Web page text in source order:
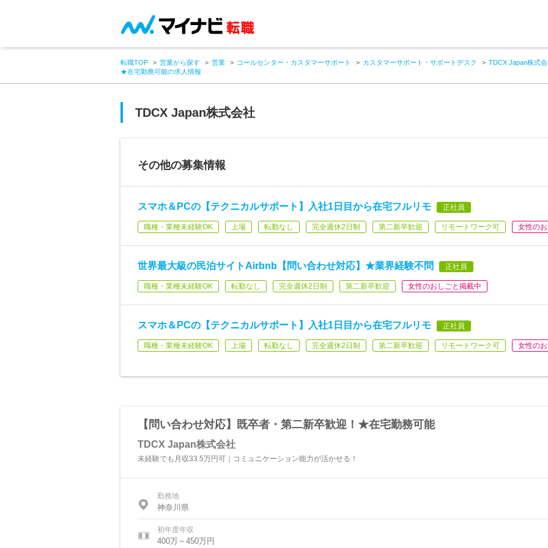
転職TOP 営業から探す 営業 コールセンター・カスタマーサポート カスタマーサポート・サポートデスク TDCX Japan株式会
★在宅勤務可能の求人情報
TDCX Japan株式会社
その他の募集情報
スマホ＆PCの【テクニカルサポート】入社1日目から在宅フルリモ 正社員
職種・業種未経験OK 上場 転勤なし 完全週休2日制 第二新卒歓迎 リモートワーク可 女性の
世界最大級の民泊サイトAirbnb【問い合わせ対応】★業界経験不問 正社員
職種・業種未経験OK 転勤なし 完全週休2日制 第二新卒歓迎 女性のおしごと掲載中
スマホ＆PCの【テクニカルサポート】入社1日目から在宅フルリモ 正社員
職種・業種未経験OK 上場 転勤なし 完全週休2日制 第二新卒歓迎 リモートワーク可 女性の
【問い合わせ対応】既卒者・第二新卒歓迎！★在宅勤務可能
TDCX Japan株式会社
未経験でも月収33.5万円可｜コミュニケーション能力が活かせる！
勤務地
神奈川県
初年度年収
400万～450万円